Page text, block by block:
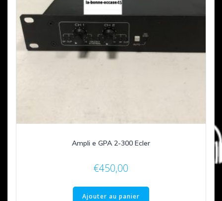
Ampli e GPA 2-300 Ecler
€450,00
Ajouter au panier